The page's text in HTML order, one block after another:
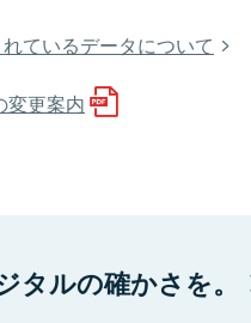
ているデータについて
変更案内
タルの確かさを。